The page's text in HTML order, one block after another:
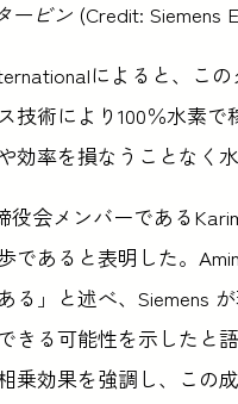
ービン (Credit: Siemens
によると、こ
技術により100％水素
効率を損なうことなく
役会メンバーである
であると表明した。
る」と述べ、Siemens
きる可能性を示したと
乗効果を強調し、この